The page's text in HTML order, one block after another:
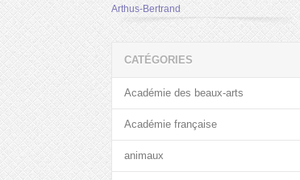
Arthus-Bertrand
CATÉGORIES
Académie des beaux-arts
Académie française
animaux